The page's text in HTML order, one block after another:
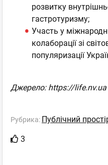
розвитку
гастротуризму;
Участь у
колаборації зі
популяризації
Джерело: https://life.nv.ua
Рубрика: Публічний
3